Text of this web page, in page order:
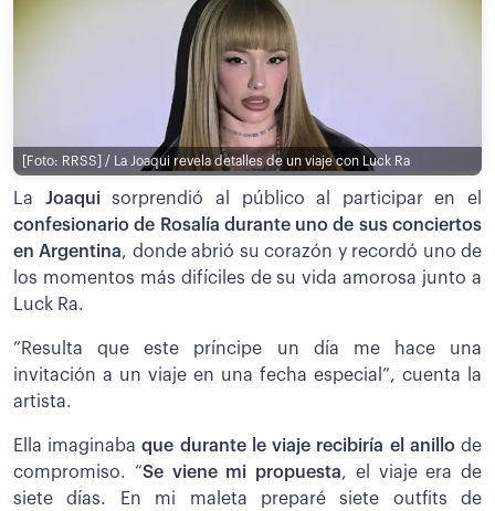
[Foto: RRSS] / La Joaqui revela detalles de un viaje con Luck Ra
La Joaquisorprendió al público al participar en el
confesionario de Rosalía durante uno de sus conciertos
en Argentina, donde abrió su corazón y recordó uno de
los momentos más difíciles de su vida amorosa junto a
Luck Ra.
”Resulta que este príncipe un día me hace una
invitación a un viaje en una fecha especial”, cuenta la
artista.
Ella imaginabaque durante le viaje recibiría el anillode
compromiso. “Se viene mi propuesta, el viaje era de
siete días. En mi maleta preparé siete outfits de